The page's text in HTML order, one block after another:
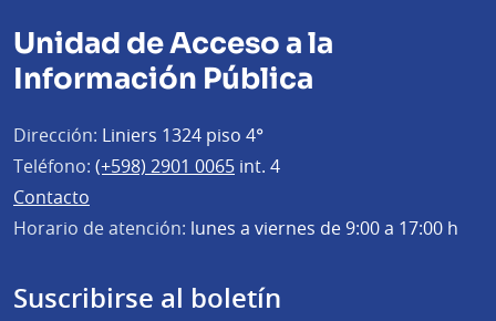
Unidad de Acceso a la
Información Pública
Dirección: Liniers 1324 piso 4°
Teléfono: (+598) 2901 0065 int. 4
Contacto
Horario de atención: lunes a viernes de 9:00 a 17:00 h
Suscribirse al boletín